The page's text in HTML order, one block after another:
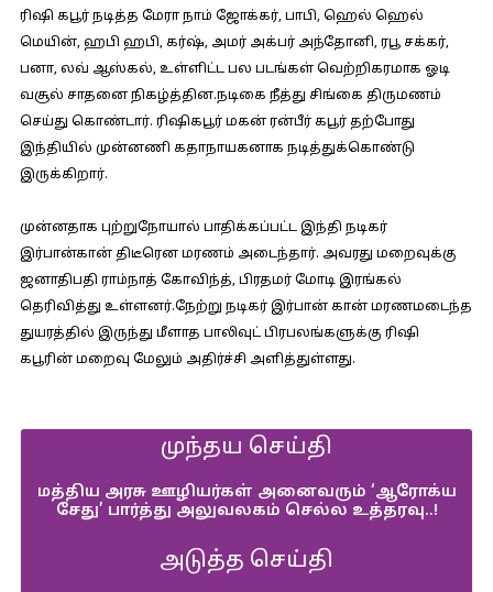
ரிஷி கபூர் நடித்த மேரா நாம் ஜோக்கர், பாபி, ஹெல் ஹெல்
மெயின், ஹபி ஹபி, கர்ஷ், அமர் அக்பர் அந்தோனி, ரபூ சக்கர்,
பனா, லவ் ஆஸ்கல், உள்ளிட்ட பல படங்கள் வெற்றிகரமாக ஓடி
வசூல் சாதனை நிகழ்த்தின.நடிகை நீத்து சிங்கை திருமணம்
செய்து கொண்டார். ரிஷிகபூர் மகன் ரன்பீர் கபூர் தற்போது
இந்தியில் முன்னணி கதாநாயகனாக நடித்துக்கொண்டு
இருக்கிறார்.
முன்னதாக புற்றுநோயால் பாதிக்கப்பட்ட இந்தி நடிகர்
இர்பான்கான் திடீரென மரணம் அடைந்தார். அவரது மறைவுக்கு
ஜனாதிபதி ராம்நாத் கோவிந்த், பிரதமர் மோடி இரங்கல்
தெரிவித்து உள்ளனர்.நேற்று நடிகர் இர்பான் கான் மரணமடைந்த
துயரத்தில் இருந்து மீளாத பாலிவுட் பிரபலங்களுக்கு ரிஷி
கபூரின் மறைவு மேலும் அதிர்ச்சி அளித்துள்ளது.
முந்தய செய்தி
மத்திய அரசு ஊழியர்கள் அனைவரும் ‘ஆரோக்ய
சேது’ பார்த்து அலுவலகம் செல்ல உத்தரவு..!
அடுத்த செய்தி